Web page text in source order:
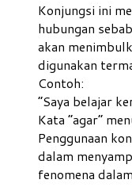
Konjungsi ini
hubungan
akan
digunakan
Contoh:
“Saya belajar
Kata “agar”
Penggunaan
dalam
fenomena